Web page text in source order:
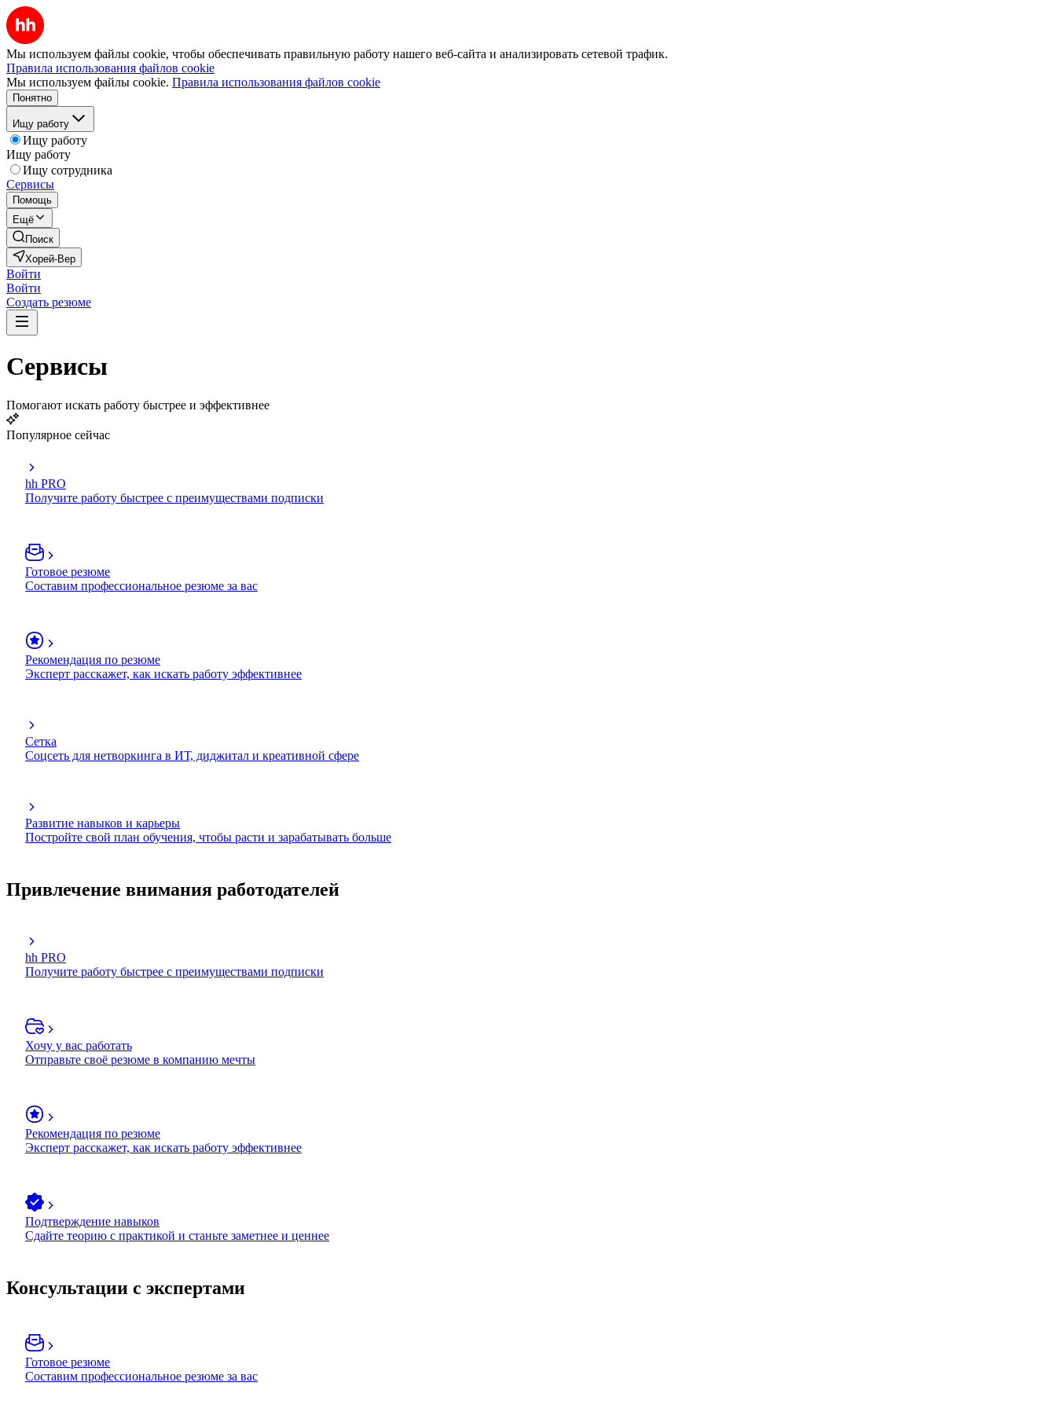
Мы используем файлы cookie, чтобы обеспечивать правильную работу нашего веб-сайта и анализировать сетевой трафик.
Правила использования файлов cookie
Мы используем файлы cookie. Правила использования файлов cookie
Понятно
Ищу работу
Ищу работу
Ищу работу
Ищу сотрудника
Сервисы
Помощь
Ещё
Поиск
Хорей-Вер
Войти
Войти
Создать резюме
Сервисы
Помогают искать работу быстрее и эффективнее
Популярное сейчас
hh PRO
Получите работу быстрее с преимуществами подписки
Готовое резюме
Составим профессиональное резюме за вас
Рекомендация по резюме
Эксперт расскажет, как искать работу эффективнее
Сетка
Соцсеть для нетворкинга в ИТ, диджитал и креативной сфере
Развитие навыков и карьеры
Постройте свой план обучения, чтобы расти и зарабатывать больше
Привлечение внимания работодателей
hh PRO
Получите работу быстрее с преимуществами подписки
Хочу у вас работать
Отправьте своё резюме в компанию мечты
Рекомендация по резюме
Эксперт расскажет, как искать работу эффективнее
Подтверждение навыков
Сдайте теорию с практикой и станьте заметнее и ценнее
Консультации с экспертами
Готовое резюме
Составим профессиональное резюме за вас